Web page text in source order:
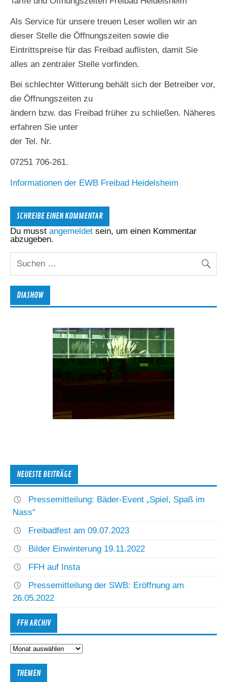
Als Service für unsere treuen Leser wollen wir an
dieser Stelle die Öffnungszeiten sowie die
Eintrittspreise für das Freibad auflisten, damit Sie
alles an zentraler Stelle vorfinden.
Bei schlechter Witterung behält sich der Betreiber vor,
die Öffnungszeiten zu
ändern bzw. das Freibad früher zu schließen. Näheres
erfahren Sie unter
der Tel. Nr.
07251 706-261.
Informationen der EWB Freibad Heidelsheim
SCHREIBE EINEN KOMMENTAR
Du musstangemeldet sein, um einen Kommentar
abzugeben.
DIASHOW
NEUESTE BEITRÄGE
Pressemitteilung: Bäder-Event „Spiel, Spaß im
Nass“
Freibadfest am 09.07.2023
Bilder Einwinterung 19.11.2022
FFH auf Insta
Pressemitteilung der SWB: Eröffnung am
26.05.2022
FFH ARCHIV
FFH
Archiv
THEMEN